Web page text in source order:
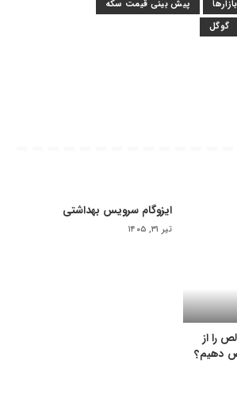
پیش بینی قیمت سکه
گوگل
را از
دهیم؟
ایزوگام سرویس بهداشتی
تیر ۳۱, ۱۴۰۵